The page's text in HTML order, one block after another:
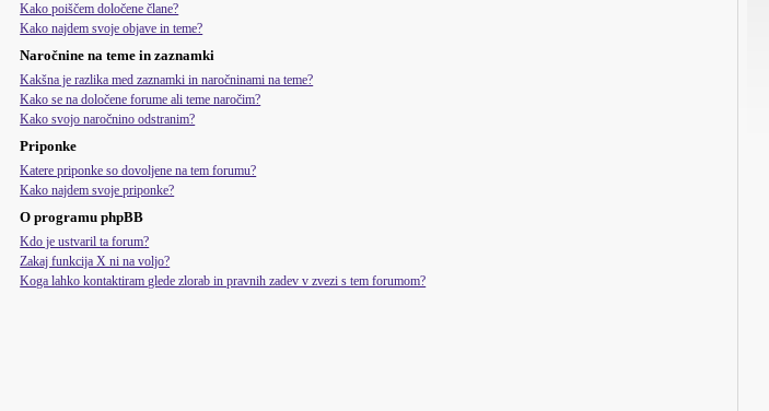
Kako poiščem določene člane?
Kako najdem svoje objave in teme?
Naročnine na teme in zaznamki
Kakšna je razlika med zaznamki in naročninami na teme?
Kako se na določene forume ali teme naročim?
Kako svojo naročnino odstranim?
Priponke
Katere priponke so dovoljene na tem forumu?
Kako najdem svoje priponke?
O programu phpBB
Kdo je ustvaril ta forum?
Zakaj funkcija X ni na voljo?
Koga lahko kontaktiram glede zlorab in pravnih zadev v zvezi s tem forumom?